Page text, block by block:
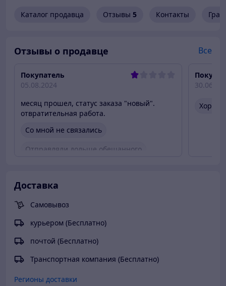
Каталог продавца Отзывы 5 Контакты
Отзывы о продавце Все
Покупатель
05.08.2024
месяц прошел, статус заказа "новый".
отвратительная работа.
Со мной не связались
Отправляли дольше обещанного
Доставка
Самовывоз
курьером (Бесплатно)
почтой (Бесплатно)
Транспортная компания (Бесплатно)
Регионы доставки